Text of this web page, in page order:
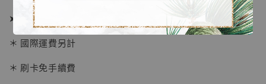
➤ 價格 7180元 (訂金3980)
＊ 國際運費另計
＊ 刷卡免手續費